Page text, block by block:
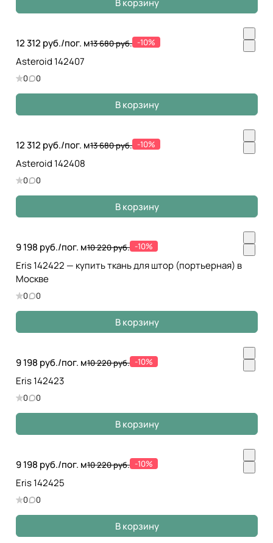
В корзину
12 312 руб./пог. м13 680 руб. -10%
Asteroid 142407
0 0
В корзину
12 312 руб./пог. м13 680 руб. -10%
Asteroid 142408
0 0
В корзину
9 198 руб./пог. м10 220 руб. -10%
Eris 142422 — купить ткань для штор (портьерная) в
Москве
0 0
В корзину
9 198 руб./пог. м10 220 руб. -10%
Eris 142423
0 0
В корзину
9 198 руб./пог. м10 220 руб. -10%
Eris 142425
0 0
В корзину